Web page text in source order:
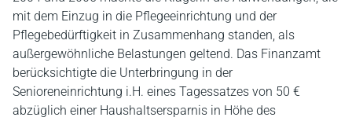
mit dem Einzug in die Pflegeeinrichtung und der
Pflegebedürftigkeit in Zusammenhang standen, als
außergewöhnliche Belastungen geltend. Das Finanzamt
berücksichtigte die Unterbringung in der
Senioreneinrichtung i.H. eines Tagessatzes von 50 €
abzüglich einer Haushaltsersparnis in Höhe des